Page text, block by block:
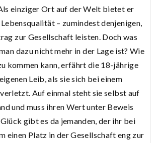
einziger Ort auf der Welt bietet er
– zumindest denjenigen,
zur Gesellschaft leisten. Doch was
dazu nicht mehr in der Lage ist? Wie
kommen kann, erfährt die 18-jährige
Leib, als sie sich bei einem
Auf einmal steht sie selbst auf
und muss ihren Wert unter Beweis
gibt es da jemanden, der ihr bei
einen Platz in der Gesellschaft eng zur